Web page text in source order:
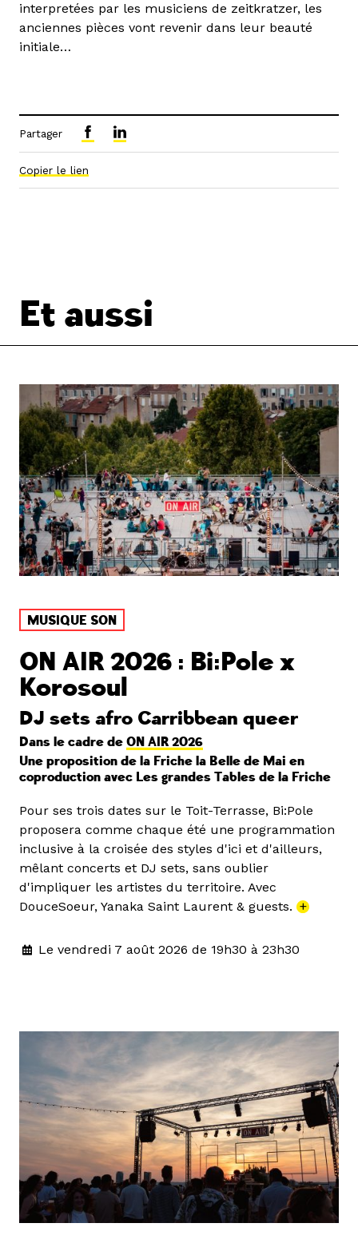
interpretées par les musiciens de zeitkratzer, les
anciennes pièces vont revenir dans leur beauté
initiale…
Partager
Copier le lien
Et aussi
MUSIQUE SON
ON AIR 2026 : Bi:Pole x
Korosoul
DJ sets afro Carribbean queer
Dans le cadre de ON AIR 2026
Une proposition de la Friche la Belle de Mai en
coproduction avec Les grandes Tables de la Friche
Pour ses trois dates sur le Toit-Terrasse, Bi:Pole
proposera comme chaque été une programmation
inclusive à la croisée des styles d'ici et d'ailleurs,
mêlant concerts et DJ sets, sans oublier
d'impliquer les artistes du territoire. Avec
DouceSoeur, Yanaka Saint Laurent & guests. +
Le vendredi 7 août 2026 de 19h30 à 23h30